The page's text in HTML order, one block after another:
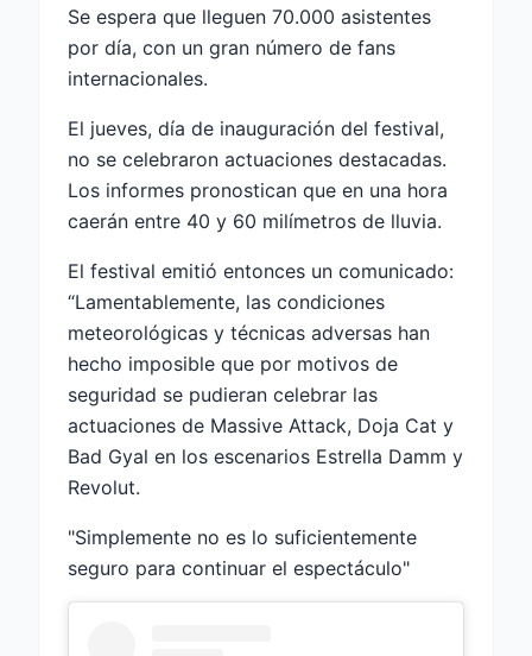
Se espera que lleguen 70.000 asistentes
por día, con un gran número de fans
internacionales.
El jueves, día de inauguración del festival,
no se celebraron actuaciones destacadas.
Los informes pronostican que en una hora
caerán entre 40 y 60 milímetros de lluvia.
El festival emitió entonces un comunicado:
“Lamentablemente, las condiciones
meteorológicas y técnicas adversas han
hecho imposible que por motivos de
seguridad se pudieran celebrar las
actuaciones de Massive Attack, Doja Cat y
Bad Gyal en los escenarios Estrella Damm y
Revolut.
"Simplemente no es lo suficientemente
seguro para continuar el espectáculo"